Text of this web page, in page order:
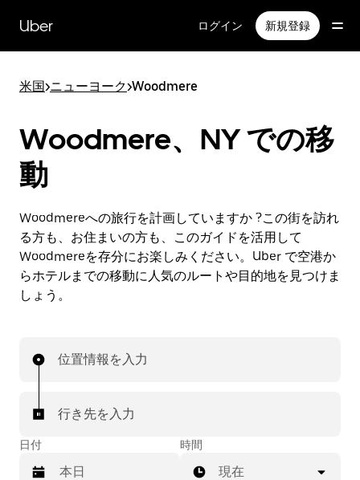
Uber ログイン 新規登録
米国>ニューヨーク>Woodmere
Woodmere、NY での移
動
Woodmereへの旅行を計画していますか ?この街を訪れ
る方も、お住まいの方も、このガイドを活用して
Woodmereを存分にお楽しみください。Uber で空港か
らホテルまでの移動に人気のルートや目的地を見つけま
しょう。
位置情報を入力
行き先を入力
日付 時間
現在